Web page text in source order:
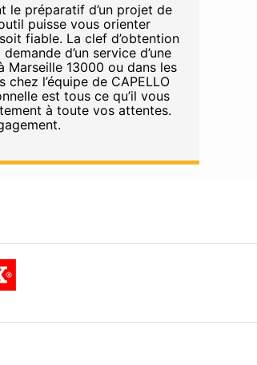
le préparatif d’un projet de
puisse vous orienter
fiable. La clef d’obtention
d’un service d’une
Marseille 13000 ou dans les
l’équipe de CAPELLO
est tous ce qu’il vous
à toute vos attentes.